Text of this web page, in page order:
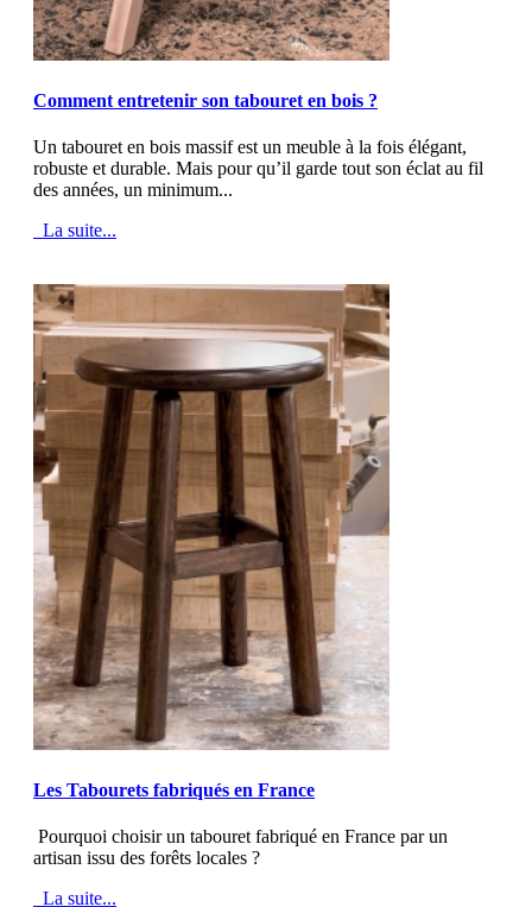
Comment entretenir son tabouret en bois ?
Un tabouret en bois massif est un meuble à la fois élégant,
robuste et durable. Mais pour qu’il garde tout son éclat au fil
des années, un minimum...
La suite...
Les Tabourets fabriqués en France
Pourquoi choisir un tabouret fabriqué en France par un
artisan issu des forêts locales ?
La suite...